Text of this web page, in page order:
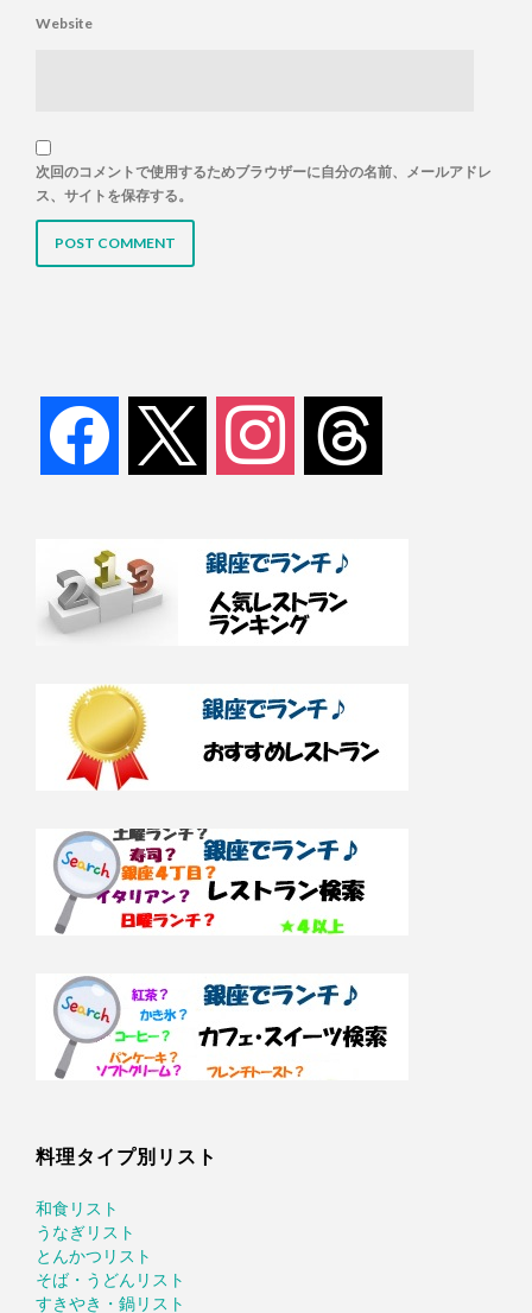
Website
次回のコメントで使用するためブラウザーに自分の名前、メールアドレ
ス、サイトを保存する。
facebook instagram threads
料理タイプ別リスト
和食リスト
うなぎリスト
とんかつリスト
そば・うどんリスト
すきやき・鍋リスト